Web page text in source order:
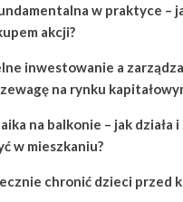
w praktyce –
akcji?
inwestowanie a
na rynku
na balkonie – jak działa
w mieszkaniu?
chronić dzieci przed